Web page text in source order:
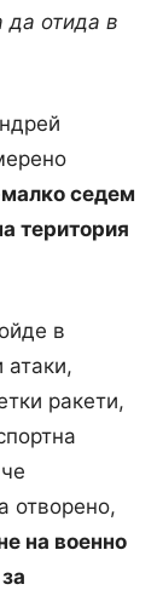
да отида в
седем
територия
в
атаки,
ракети,
отворено,
на военно